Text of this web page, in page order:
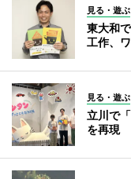
見る・遊ぶ
東大和
工作、
見る・遊ぶ
立川で
を再現